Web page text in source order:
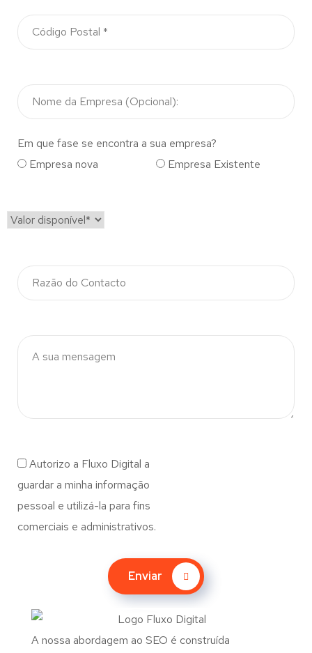
Em que fase se encontra a sua empresa?
Empresa nova
Empresa Existente
Autorizo a Fluxo Digital a
guardar a minha informação
pessoal e utilizá-la para fins
comerciais e administrativos.
Enviar
A nossa abordagem ao SEO é construída